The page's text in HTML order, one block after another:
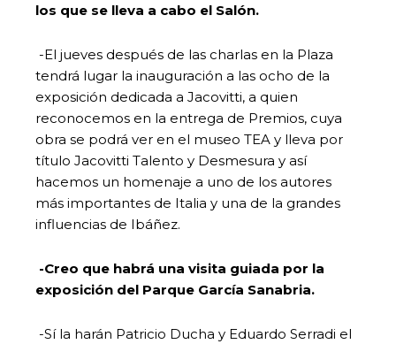
los que se lleva a cabo el Salón.
-El jueves después de las charlas en la Plaza
tendrá lugar la inauguración a las ocho de la
exposición dedicada a Jacovitti, a quien
reconocemos en la entrega de Premios, cuya
obra se podrá ver en el museo TEA y lleva por
título Jacovitti Talento y Desmesura y así
hacemos un homenaje a uno de los autores
más importantes de Italia y una de la grandes
influencias de Ibáñez.
-Creo que habrá una visita guiada por la
exposición del Parque García Sanabria.
-Sí la harán Patricio Ducha y Eduardo Serradi el